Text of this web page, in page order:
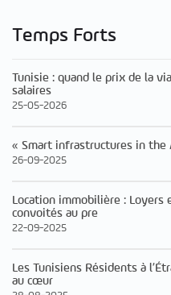
Temps Forts
Tunisie : quand le prix de la
salaires
25-05-2026
« Smart infrastructures in the
26-09-2025
Location immobilière : Loyers
convoités au pre
22-09-2025
Les Tunisiens Résidents à
au cœur